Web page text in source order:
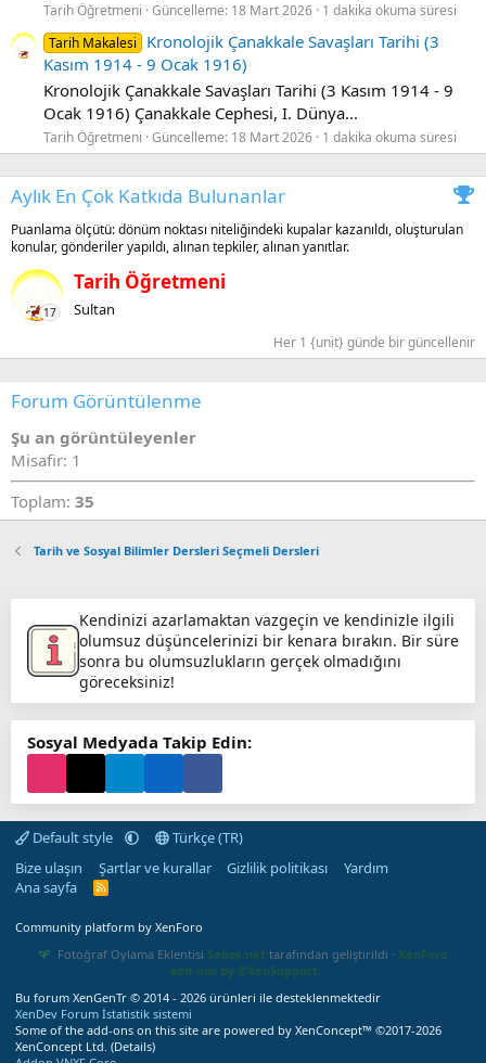
Tarih Öğretmeni Güncelleme: 18 Mart 2026 1 dakika okuma süresi
Tarih Makalesi
Kronolojik Çanakkale Savaşları Tarihi (3
Kasım 1914 - 9 Ocak 1916)
Kronolojik Çanakkale Savaşları Tarihi (3 Kasım 1914 - 9
Ocak 1916) Çanakkale Cephesi, I. Dünya...
Tarih Öğretmeni Güncelleme: 18 Mart 2026 1 dakika okuma süresi
Aylık En Çok Katkıda Bulunanlar
Puanlama ölçütü: dönüm noktası niteliğindeki kupalar kazanıldı, oluşturulan
konular, gönderiler yapıldı, alınan tepkiler, alınan yanıtlar.
17
Tarih Öğretmeni
Sultan
Her 1 {unit} günde bir güncellenir
Forum Görüntülenme
Şu an görüntüleyenler
Misafir: 1
Toplam: 35
Tarih ve Sosyal Bilimler Dersleri Seçmeli Dersleri
Kendinizi azarlamaktan vazgeçin ve kendinizle ilgili
olumsuz düşüncelerinizi bir kenara bırakın. Bir süre
sonra bu olumsuzlukların gerçek olmadığını
göreceksiniz!
Sosyal Medyada Takip Edin:
Default style
Türkçe (TR)
Bize ulaşın
Şartlar ve kurallar Gizlilik politikası
Yardım
Ana sayfa
R
Community platform by XenForo
Fotoğraf Oylama Eklentisi Sebze.net tarafından geliştirildi · XenForo
add-ons by ©XenSupport
Bu forum XenGenTr © 2014 - 2026 ürünleri ile desteklenmektedir
XenDev Forum İstatistik sistemi
Some of the add-ons on this site are powered by XenConcept™ ©2017-2026
XenConcept Ltd. (Details)